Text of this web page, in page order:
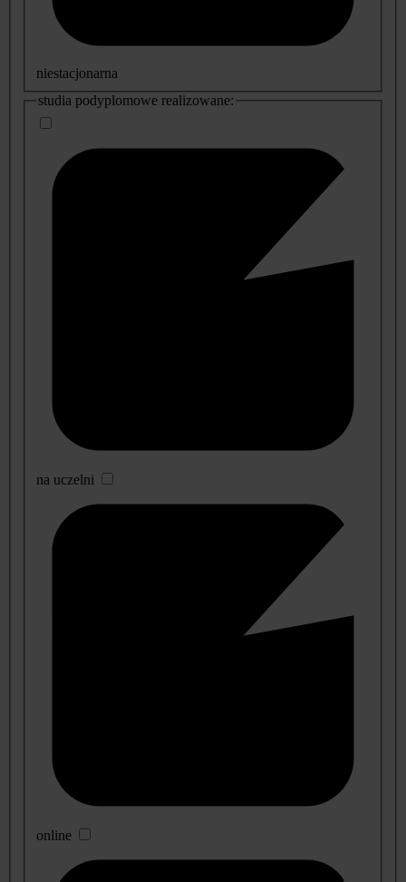
niestacjonarna
studia podyplomowe realizowane:
na uczelni
online